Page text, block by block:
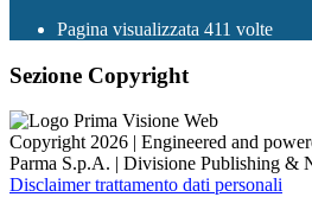
Pagina visualizzata 411 volte
Sezione Copyright
Copyright 2026 | Engineered and
Parma S.p.A. | Divisione Publishing &
Disclaimer trattamento dati personali